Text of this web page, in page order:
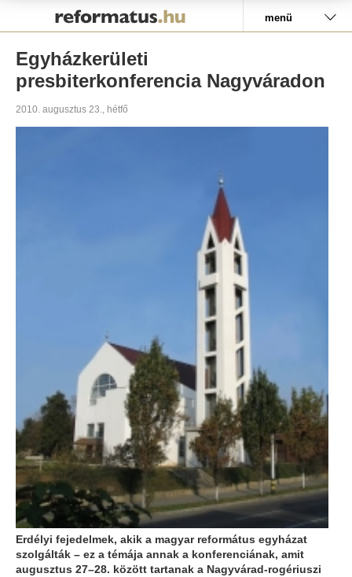
menü
Egyházkerületi
presbiterkonferencia Nagyváradon
2010. augusztus 23., hétfő
Erdélyi fejedelmek, akik a magyar református egyházat
szolgálták – ez a témája annak a konferenciának, amit
augusztus 27–28. között tartanak a Nagyvárad-rogériuszi